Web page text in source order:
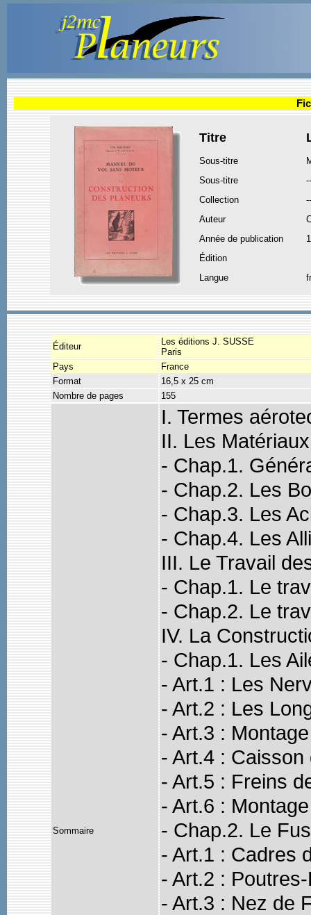
Titre
Sous-titre
Sous-titre
--
Collection
--
Auteur
Année de publication
Édition
Langue
Éditeur
Les éditions J. SUSSE
Paris
Pays
France
Format
16,5 x 25 cm
Nombre de pages
155
Sommaire
I. Termes
II. Les
- Chap.1.
- Chap.2. Les
- Chap.3. Les
- Chap.4. Les
III. Le Travail
- Chap.1. Le
- Chap.2. Le
IV. La
- Chap.1. Les
- Art.1 : Les
- Art.2 : Les
- Art.3 :
- Art.4 :
- Art.5 : Freins
- Art.6 :
- Chap.2. Le
- Art.1 : Cadres
- Art.2 :
- Art.3 : Nez de